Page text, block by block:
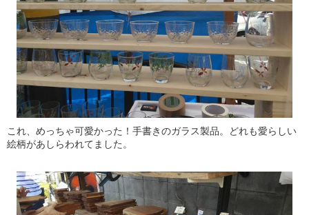
これ、めっちゃ可愛かった！手書きのガラス製品。どれも愛らしい
絵柄があしらわれてました。